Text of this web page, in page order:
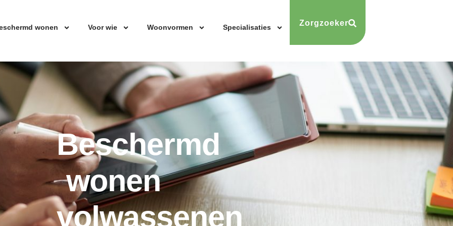
wonen Voor wie Woonvormen Specialisaties Zorgzoeker
Beschermd
wonen
volwassenen